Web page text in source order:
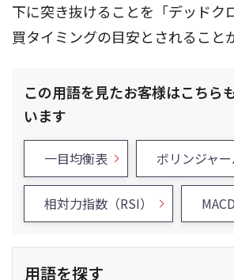
下に突き抜けることを「デッドク
買タイミングの目安とされること
この用語を見たお客様はこちら
います
一目均衡表 ボリンジャ
相対力指数（RSI） MACD
用語を探す